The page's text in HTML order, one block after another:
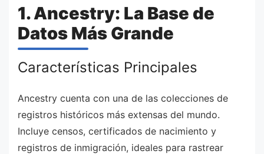
1. Ancestry: La Base de
Datos Más Grande
Características Principales
Ancestry cuenta con una de las colecciones de
registros históricos más extensas del mundo.
Incluye censos, certificados de nacimiento y
registros de inmigración, ideales para rastrear